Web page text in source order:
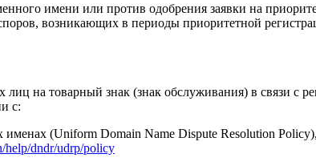
имени или против одобрения заявки на
возникающих в периоды приоритетной
на товарный знак (знак обслуживания) в связи с
с:
(Uniform Domain Name Dispute Resolution
help/dndr/udrp/policy